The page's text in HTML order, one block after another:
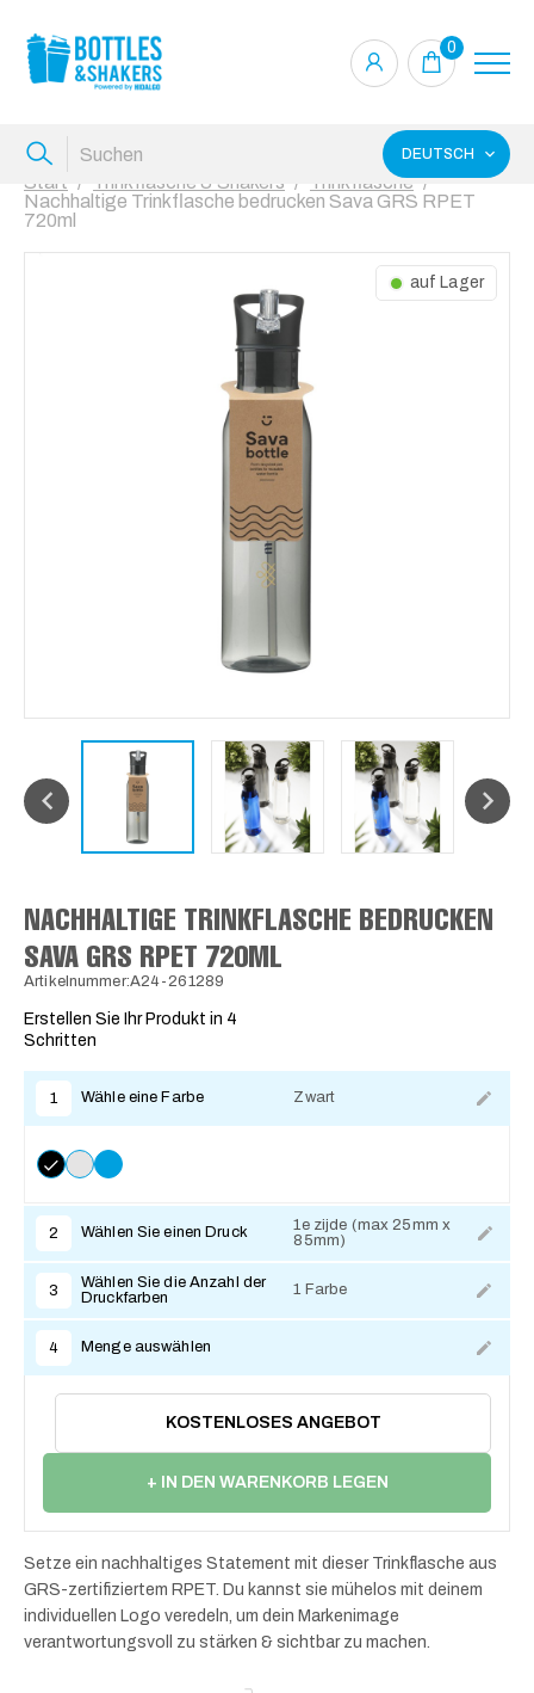
0
DEUTSCH
Start Trinkflasche & Shakers
Trinkflasche
Nachhaltige Trinkflasche bedrucken Sava GRS RPET
720ml
auf Lager
NACHHALTIGE TRINKFLASCHE BEDRUCKEN
SAVA GRS RPET 720ML
Artikelnummer:A24-261289
Erstellen Sie Ihr Produkt in 4
Schritten
1 Wähle eine Farbe Zwart
2 Wählen Sie einen Druck
1e zijde (max 25mm x
85mm)
3
Wählen Sie die Anzahl der
Druckfarben
1 Farbe
4 Menge auswählen
KOSTENLOSES ANGEBOT
+ IN DEN WARENKORB LEGEN
Setze ein nachhaltiges Statement mit dieser Trinkflasche aus
GRS-zertifiziertem RPET. Du kannst sie mühelos mit deinem
individuellen Logo veredeln, um dein Markenimage
verantwortungsvoll zu stärken & sichtbar zu machen.